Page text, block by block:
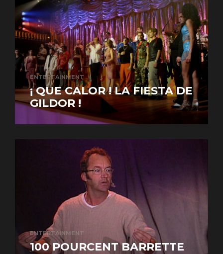
ENTERTAINMENT
¡ QUE CALOR ! LA FIESTA DE
GILDOR !
ENTERTAINMENT
100 POURCENT BARRETTE